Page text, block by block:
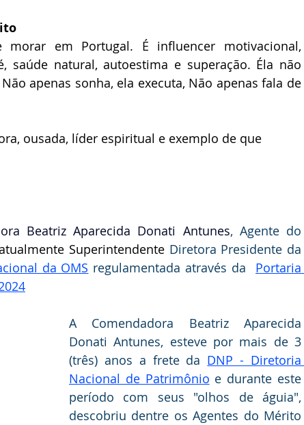
em Portugal. É influencer motivacional,
saúde natural, autoestima e superação. Éla não
apenas sonha, ela executa, Não apenas fala de
ousada, líder espiritual e exemplo de que
Beatriz Aparecida Donati Antunes, Agente do
Superintendente
da OMS regulamentada através da Portaria
A Comendadora Beatriz Aparecida
Donati Antunes, esteve por mais de 3
(três) anos a frete da DNP - Diretoria
Nacional de Patrimônio e durante este
período com seus "olhos de águia",
descobriu dentre os Agentes do Mérito